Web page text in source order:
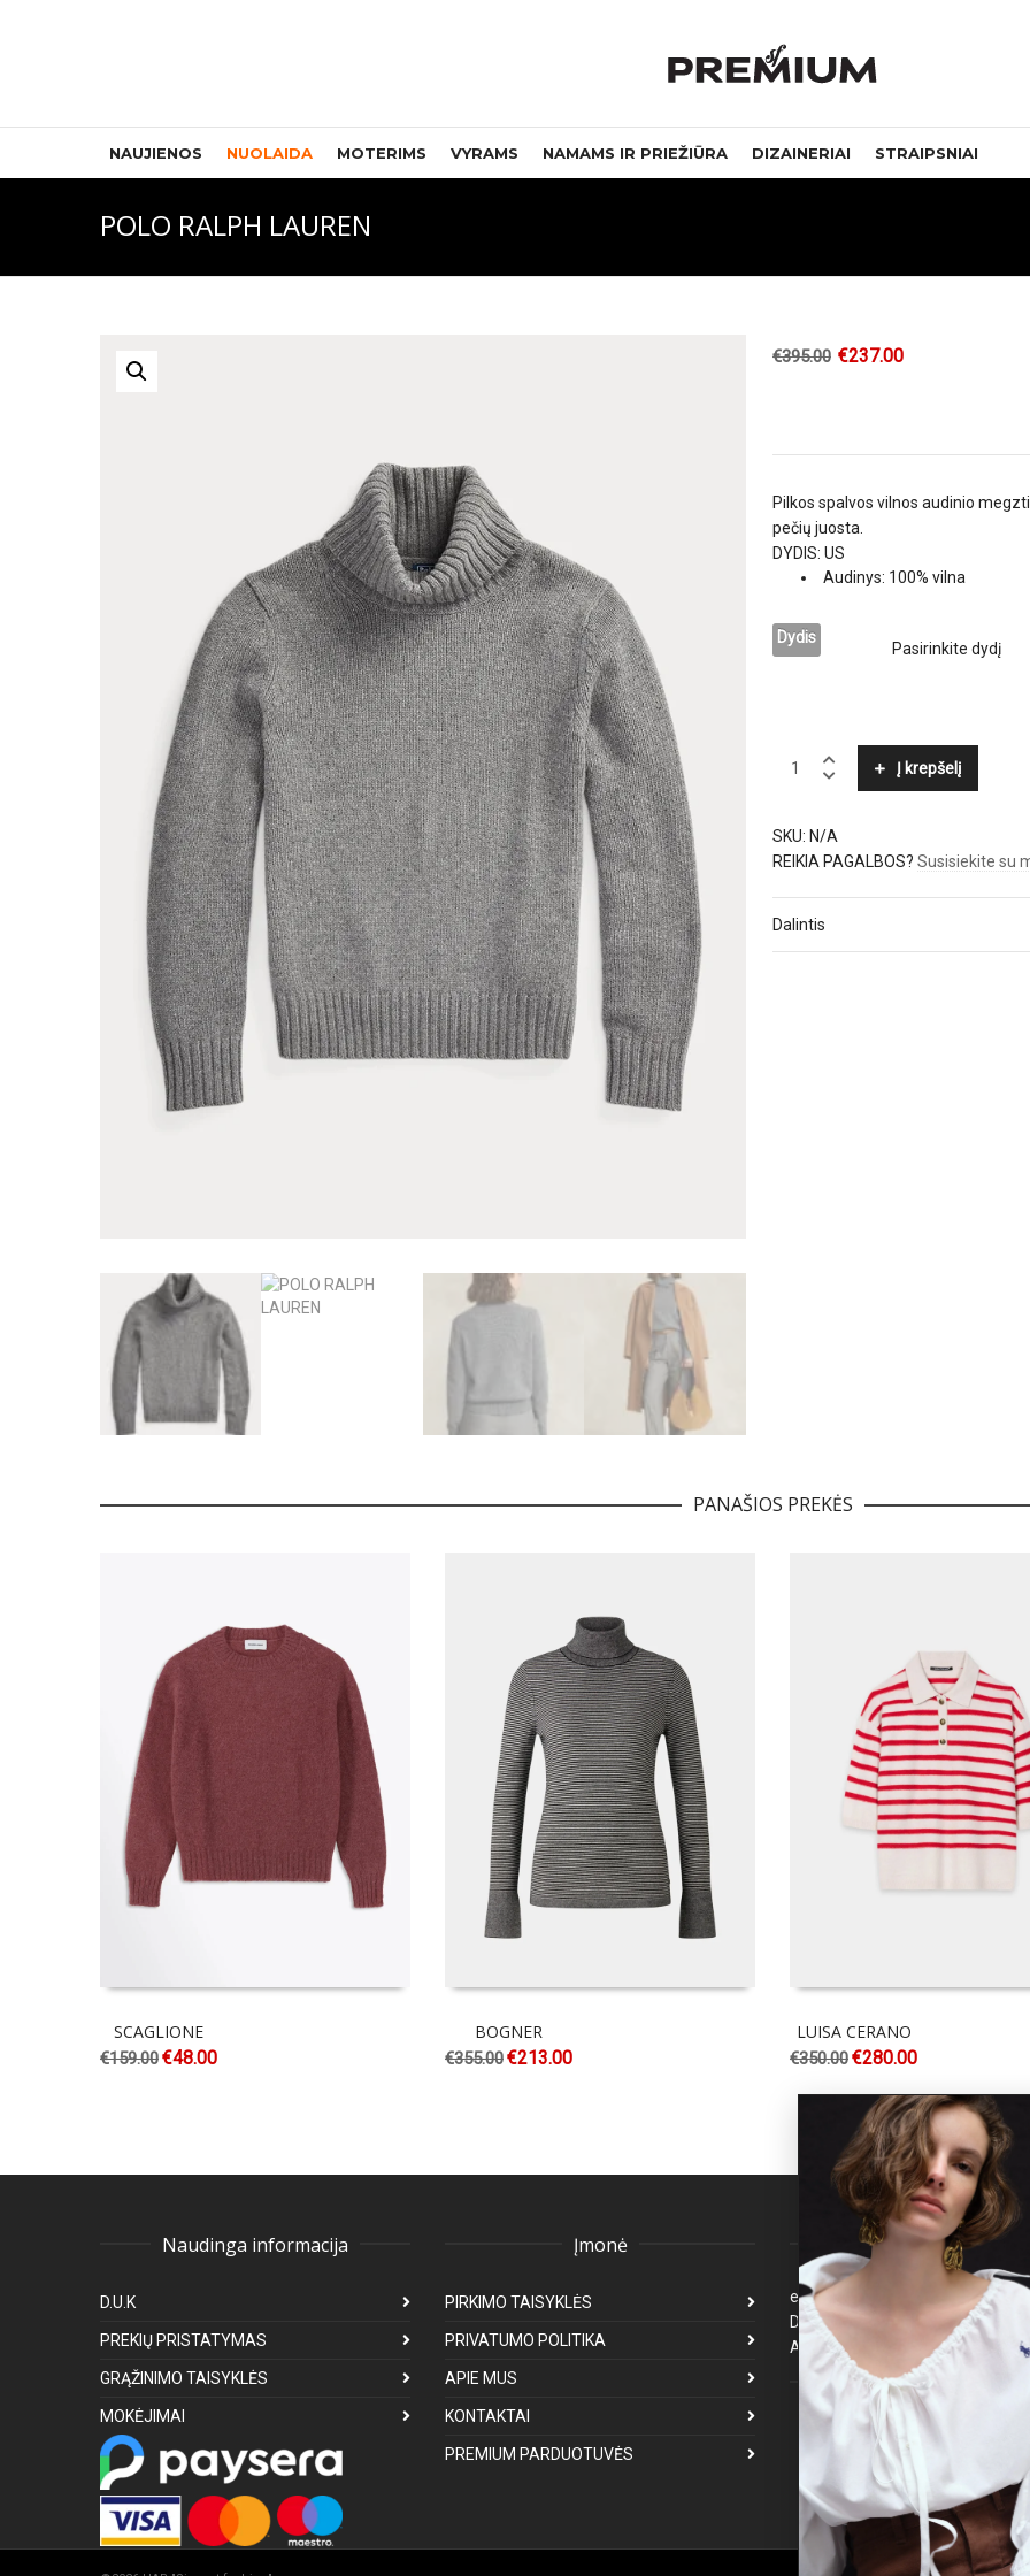
NAUJIENOS NUOLAIDA MOTERIMS VYRAMS NAMAMS IR PRIEŽIŪRA DIZAINERIAI STRAIPSNIAI
POLO RALPH LAUREN
€395.00 €237.00
Pilkos spalvos vilnos audinio
pečių juosta.
DYDIS: US
Audinys: 100% vilna
Dydis
RALPH
Į krepšelį
SKU: N/A
REIKIA PAGALBOS? Susisiekite su
Dalintis
PANAŠIOS PREKĖS
SCAGLIONE
€159.00€48.00
BOGNER
€355.00€213.00
LUISA CERANO
€350.00€280.00
Naudinga informacija
D.U.K
PREKIŲ PRISTATYMAS
GRĄŽINIMO TAISYKLĖS
MOKĖJIMAI
Įmonė
PIRKIMO TAISYKLĖS
PRIVATUMO POLITIKA
APIE MUS
KONTAKTAI
PREMIUM PARDUOTUVĖS
Klientų aptarnavimas
Darbo laikas: I-V 8:00-17:00
Atsakymas per 1-3 darbo dienas
Mus galite rasti